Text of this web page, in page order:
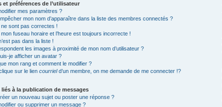
et préférences de l’utilisateur
mes paramètres ?
mon nom d’apparaître dans la liste des membres connectés ?
sont pas correctes !
mon fuseau horaire et l’heure est toujours incorrecte !
pas dans la liste !
les images à proximité de mon nom d’utilisateur ?
je afficher un avatar ?
mon rang et comment le modifier ?
sur le lien courrield’un membre, on me demande de me connecter !?
liés à la publication de messages
un nouveau sujet ou poster une réponse ?
ou supprimer un message ?